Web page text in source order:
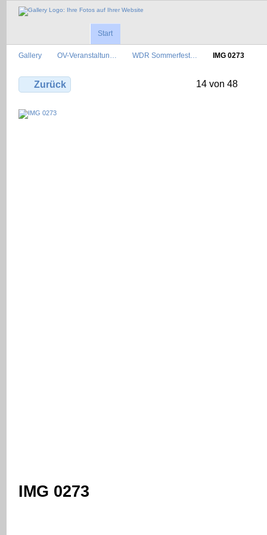
Start
Gallery OV-Veranstaltun… WDR Sommerfest… IMG 0273
Zurück 14 von 48
IMG 0273